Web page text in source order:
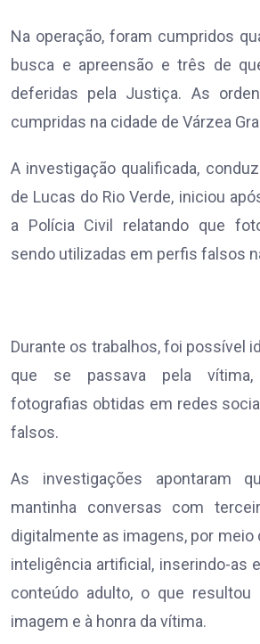
Na operação, foram cumpridos
busca e apreensão e três de
deferidas pela Justiça. As
cumpridas na cidade de Várzea
A investigação qualificada,
de Lucas do Rio Verde, iniciou
a Polícia Civil relatando que
sendo utilizadas em perfis falsos
Durante os trabalhos, foi possível
que se passava pela vítima,
fotografias obtidas em redes
falsos.
As investigações apontaram
mantinha conversas com
digitalmente as imagens, por
inteligência artificial, inserindo-as
conteúdo adulto, o que resultou
imagem e à honra da vítima.